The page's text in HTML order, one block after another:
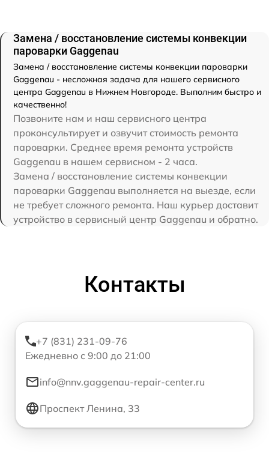
Замена / восстановление системы конвекции
пароварки Gaggenau
Замена / восстановление системы конвекции пароварки
Gaggenau - несложная задача для нашего сервисного
центра Gaggenau в Нижнем Новгороде. Выполним быстро и
качественно!
Позвоните нам и наш сервисного центра
проконсультирует и озвучит стоимость ремонта
пароварки. Среднее время ремонта устройств
Gaggenau в нашем сервисном - 2 часа.
Замена / восстановление системы конвекции
пароварки Gaggenau выполняется на выезде, если
не требует сложного ремонта. Наш курьер доставит
устройство в сервисный центр Gaggenau и обратно.
Контакты
+7 (831) 231-09-76
Ежедневно с 9:00 до 21:00
info@nnv.gaggenau-repair-center.ru
Проспект Ленина, 33